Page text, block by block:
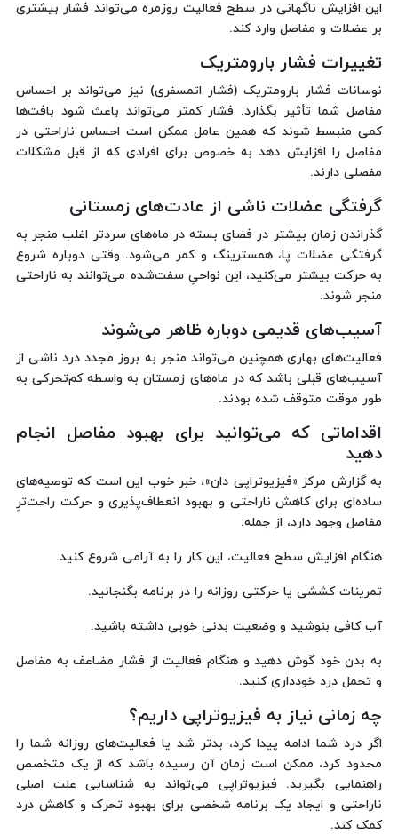
این افزایش ناگهانی در سطح فعالیت روزمره می‌تواند فشار بیشتری
بر عضلات و مفاصل وارد کند.
تغییرات فشار بارومتریک
نوسانات فشار بارومتریک (فشار اتمسفری) نیز می‌تواند بر احساس
مفاصل شما تأثیر بگذارد. فشار کمتر می‌تواند باعث شود بافت‌ها
کمی منبسط شوند که همین عامل ممکن است احساس ناراحتی در
مفاصل را افزایش دهد به خصوص برای افرادی که از قبل مشکلات
مفصلی دارند.
گرفتگی عضلات ناشی از عادت‌های زمستانی
گذراندن زمان بیشتر در فضای بسته در ماه‌های سردتر اغلب منجر به
گرفتگی عضلات پا، همسترینگ و کمر می‌شود. وقتی دوباره شروع
به حرکت بیشتر می‌کنید، این نواحیِ سفت‌شده می‌توانند به ناراحتی
منجر شوند.
آسیب‌های قدیمی دوباره ظاهر می‌شوند
فعالیت‌های بهاری همچنین می‌تواند منجر به بروز مجدد درد ناشی از
آسیب‌های قبلی باشد که در ماه‌های زمستان به واسطه کم‌تحرکی به
طور موقت متوقف شده بودند.
اقداماتی که می‌توانید برای بهبود مفاصل انجام
دهید
به گزارش مرکز «فیزیوتراپی دان»، خبر خوب این است که توصیه‌های
ساده‌ای برای کاهش ناراحتی و بهبود انعطاف‌پذیری و حرکت راحت‌ترِ
مفاصل وجود دارد، از جمله:
هنگام افزایش سطح فعالیت، این کار را به آرامی شروع کنید.
تمرینات کششی یا حرکتی روزانه را در برنامه بگنجانید.
آب کافی بنوشید و وضعیت بدنی خوبی داشته باشید.
به بدن خود گوش دهید و هنگام فعالیت از فشار مضاعف به مفاصل
و تحمل درد خودداری کنید.
چه زمانی نیاز به فیزیوتراپی داریم؟
اگر درد شما ادامه پیدا کرد، بدتر شد یا فعالیت‌های روزانه شما را
محدود کرد، ممکن است زمان آن رسیده باشد که از یک متخصص
راهنمایی بگیرید. فیزیوتراپی می‌تواند به شناسایی علت اصلی
ناراحتی و ایجاد یک برنامه شخصی برای بهبود تحرک و کاهش درد
کمک کند.